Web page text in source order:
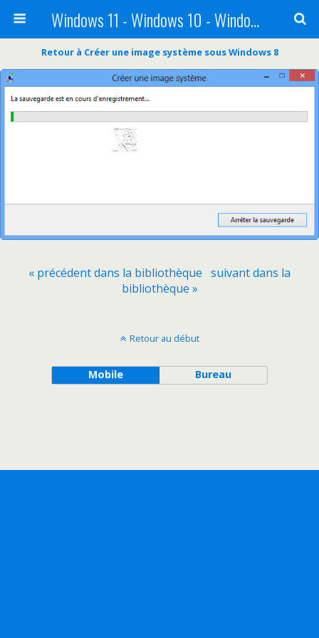
Windows 11 - Windows 10 - Windows 8 - Windows 7 - VISTA
Retour à Créer une image système sous Windows 8
« précédent dans la bibliothèque suivant dans la
bibliothèque »
Retour au début
Mobile Bureau